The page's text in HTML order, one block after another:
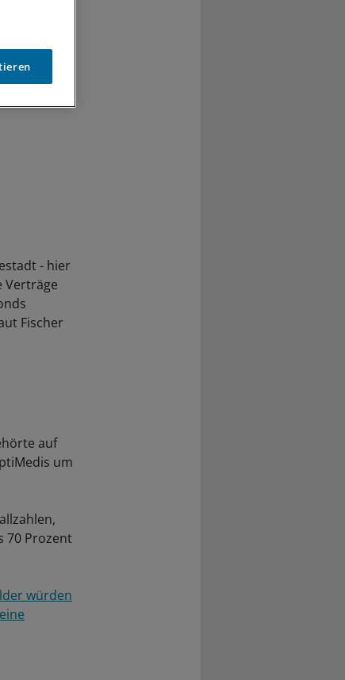
- hier
Verträge
Fischer
auf
um
70 Prozent
würden